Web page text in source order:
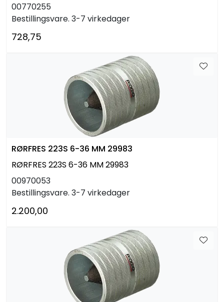
00770255
Bestillingsvare. 3-7 virkedager
728,75
RØRFRES 223S 6-36 MM 29983
RØRFRES 223S 6-36 MM 29983
00970053
Bestillingsvare. 3-7 virkedager
2.200,00